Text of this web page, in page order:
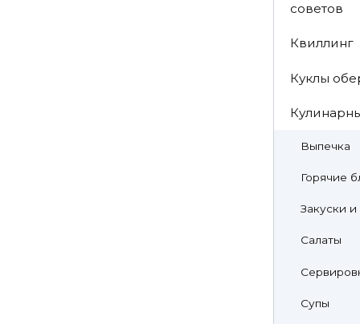
советов
Квиллинг
Куклы
Выпечка
Горячие
Закуски
Салаты
Супы